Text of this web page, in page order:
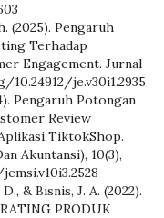
(2025). Pengaruh
Terhadap
Engagement. Jurnal
je.v30i1.2935
Pengaruh Potongan
Review
TiktokShop.
Akuntansi), 10(3),
& Bisnis, J. A. (2022).
PRODUK